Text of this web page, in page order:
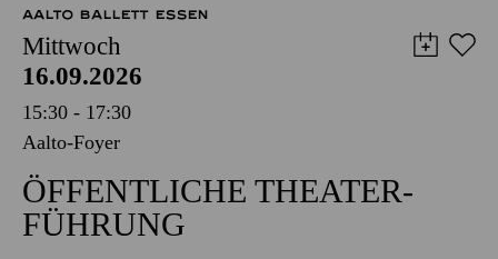
AALTO BALLETT ESSEN
Mittwoch
16.09.2026
15:30 - 17:30
Aalto-Foyer
ÖFFENTLICHE THEATER­
FÜHRUNG